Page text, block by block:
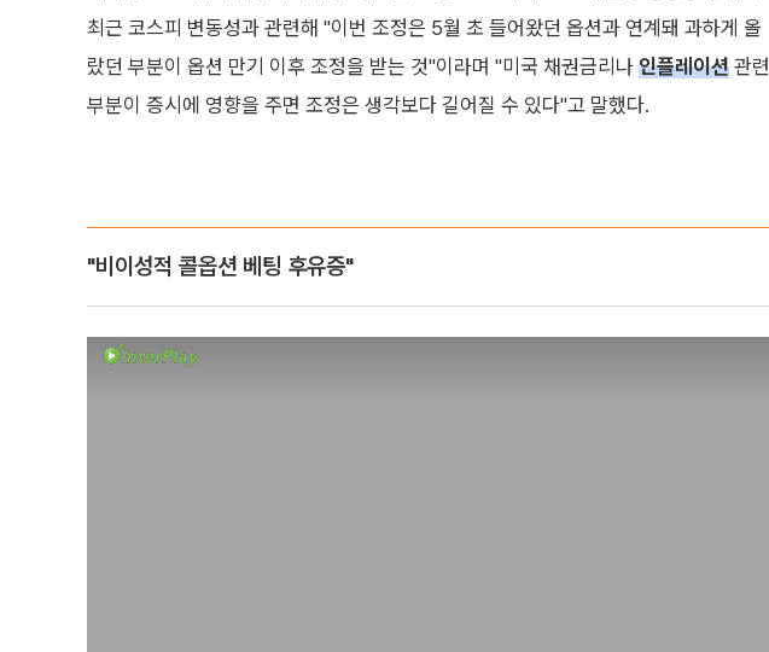
최근 코스피 변동성과 관련해 "이번 조정은 5월 초 들어왔던 옵션과 연계돼 과하게 올
랐던 부분이 옵션 만기 이후 조정을 받는 것"이라며 "미국 채권금리나 인플레이션 관련
부분이 증시에 영향을 주면 조정은 생각보다 길어질 수 있다"고 말했다.
"비이성적 콜옵션 베팅 후유증"